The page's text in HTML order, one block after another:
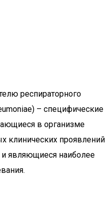
респираторного
– специфические
в организме
клинических проявлений
и являющиеся наиболее